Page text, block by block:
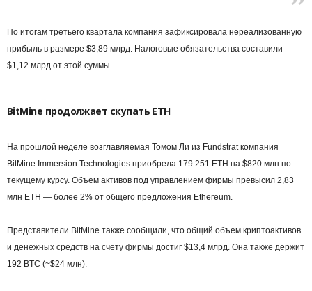
По итогам третьего квартала компания зафиксировала нереализованную
прибыль в размере $3,89 млрд. Налоговые обязательства составили
$1,12 млрд от этой суммы.
BitMine продолжает скупать ETH
На прошлой неделе возглавляемая Томом Ли из Fundstrat компания
BitMine Immersion Technologies приобрела 179 251 ETH на $820 млн по
текущему курсу. Объем активов под управлением фирмы превысил 2,83
млн ETH — более 2% от общего предложения Ethereum.
Представители BitMine также сообщили, что общий объем криптоактивов
и денежных средств на счету фирмы достиг $13,4 млрд. Она также держит
192 BTC (~$24 млн).